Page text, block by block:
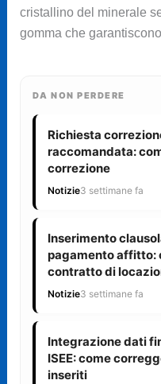
cristallino del minerale
gomma che
DA NON PERDERE
Richiesta
raccomandata:
correzione
Notizie3 settimane fa
Inserimento
pagamento affitto:
contratto di
Notizie3 settimane fa
Integrazione dati
ISEE: come
inseriti